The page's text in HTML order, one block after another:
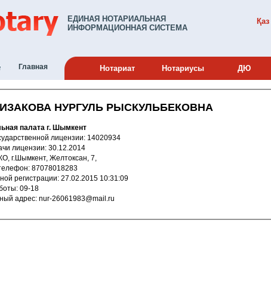
ЕДИНАЯ НОТАРИАЛЬНАЯ
ИНФОРМАЦИОННАЯ СИСТЕМА
Қаз
Главная Нотариат Нотариусы ДЮ
НУРГУЛЬ РЫСКУЛЬБЕКОВНА
палата г. Шымкент
Номер государственной лицензии: 14020934
Дата выдачи лицензии: 30.12.2014
ЮКО, г.Шымкент, Желтоксан, 7,
Рабочий телефон: 87078018283
Дата учетной регистрации: 27.02.2015 10:31:09
Режим работы: 09-18
Электронный адрес: nur-26061983@mail.ru